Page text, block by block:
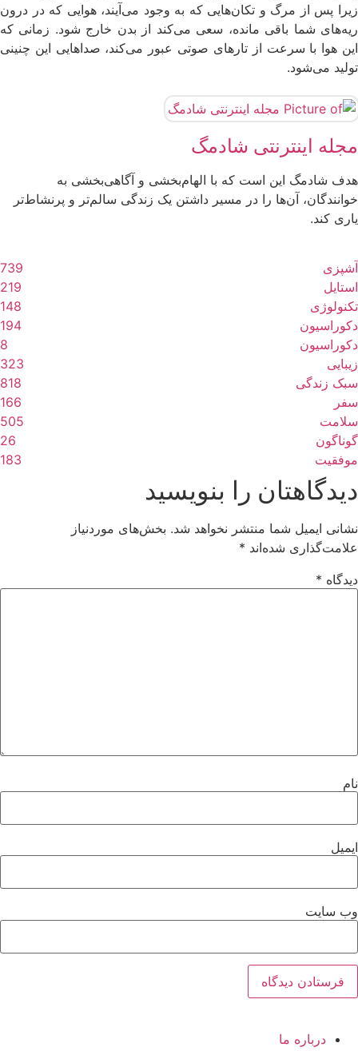
زیرا پس از مرگ و تکان‌هایی که به وجود می‌آیند، هوایی که در درون
ریه‌های شما باقی مانده، سعی می‌کند از بدن خارج شود. زمانی که
این هوا با سرعت از تارهای صوتی عبور می‌کند، صداهایی این چنینی
تولید می‌شود.
مجله اینترنتی شادمگ
هدف شادمگ این است که با الهام‌بخشی و آگاهی‌بخشی به
خوانندگان، آن‌ها را در مسیر داشتن یک زندگی سالم‌تر و پرنشاط‌تر
یاری کند.
آشپزی
قهوه‌ ای اسپرسو؛ رنگ جدید دنیای مد
استایل
ساخت کرم پودر با ارد گندم در ۵ دقیقه مناسب انواع
پوست‌ + روش تهیه
زیبایی
طرح ناخن شیک و باکلاس تابستانی دخترانه برای
روزمره
زیبایی
ماسک امگا 3 برای پوست ؛ مقوی ترین ماسک
خانگی
زیبایی
درمان کم پشتی ابرو با 6 ماده ی خانگی ساده
زیبایی
آشپزی
739
استایل
219
تکنولوژی
148
دکوراسیون
194
دکوراسیون
8
زیبایی
323
سبک زندگی
818
سفر
166
سلامت
505
گوناگون
26
موفقیت
183
دیدگاهتان را بنویسید
نشانی ایمیل شما منتشر نخواهد شد. بخش‌های موردنیاز
علامت‌گذاری شده‌اند *
دیدگاه *
نام
ایمیل
وب‌ سایت
درباره ما